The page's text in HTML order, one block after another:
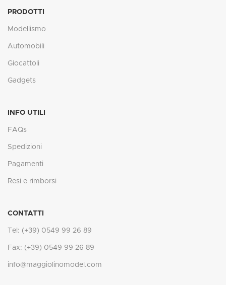
PRODOTTI
Modellismo
Automobili
Giocattoli
Gadgets
INFO UTILI
FAQs
Spedizioni
Pagamenti
Resi e rimborsi
CONTATTI
Tel: (+39) 0549 99 26 89
Fax: (+39) 0549 99 26 89
info@maggiolinomodel.com